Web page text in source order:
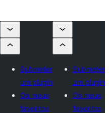
Submeter
um plugin
Os meus
favoritos
Submeter
um plugin
Os meus
favoritos